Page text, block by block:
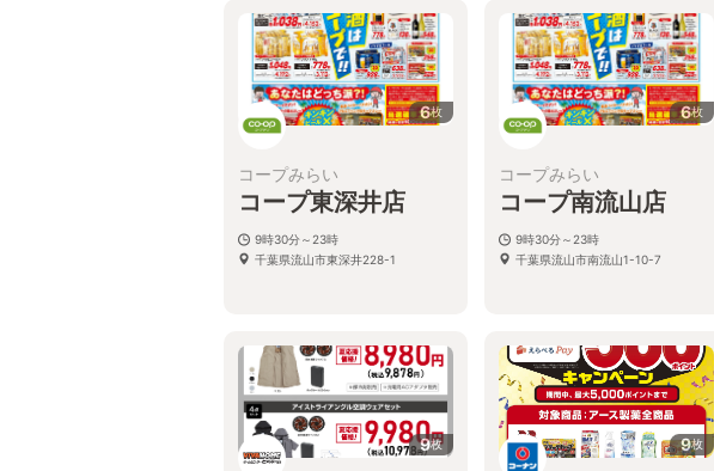
6枚
コープみらい
コープ東深井店
9時30分～23時
千葉県流山市東深井228-1
6枚
コープみらい
コープ南流山店
9時30分～23時
千葉県流山市南流山1-10-7
9枚 9枚